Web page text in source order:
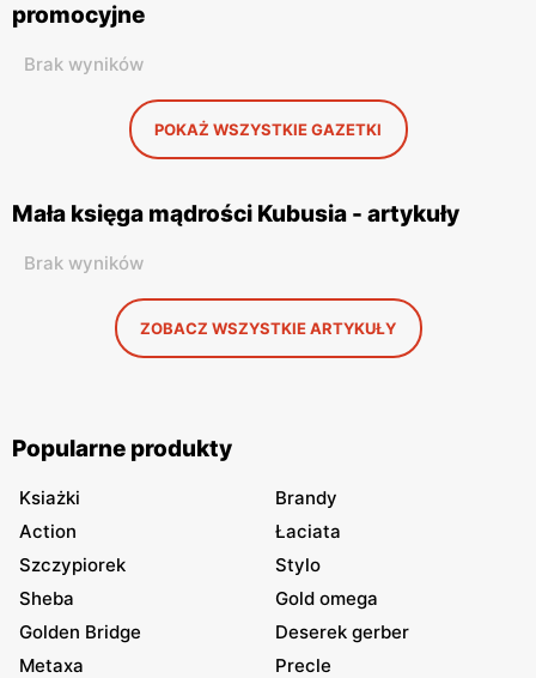
promocyjne
Brak wyników
POKAŻ WSZYSTKIE GAZETKI
Mała księga mądrości Kubusia - artykuły
Brak wyników
ZOBACZ WSZYSTKIE ARTYKUŁY
Popularne produkty
Ksiażki
Brandy
Action
Łaciata
Szczypiorek
Stylo
Sheba
Gold omega
Golden Bridge
Deserek gerber
Metaxa
Precle